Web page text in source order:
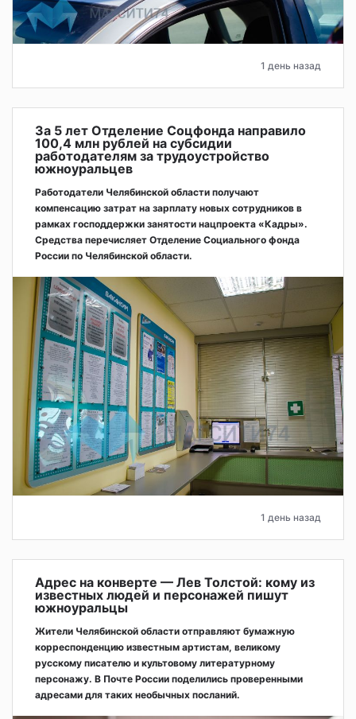
1 день назад
За 5 лет Отделение Соцфонда направило
100,4 млн рублей на субсидии
работодателям за трудоустройство
южноуральцев
Работодатели Челябинской области получают
компенсацию затрат на зарплату новых сотрудников в
рамках господдержки занятости нацпроекта «Кадры».
Средства перечисляет Отделение Социального фонда
России по Челябинской области.
1 день назад
Адрес на конверте — Лев Толстой: кому из
известных людей и персонажей пишут
южноуральцы
Жители Челябинской области отправляют бумажную
корреспонденцию известным артистам, великому
русскому писателю и культовому литературному
персонажу. В Почте России поделились проверенными
адресами для таких необычных посланий.